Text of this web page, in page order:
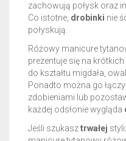
zachowują połysk oraz
Co istotne, drobinki nie
połyskują.
Różowy manicure
prezentuje się na
do kształtu migdała,
Ponadto można go
zdobieniami lub
każdej odsłonie wygląda
Jeśli szukasztrwałej